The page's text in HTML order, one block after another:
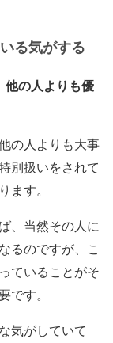
る気がする
他の人よりも優
の人よりも大事
別扱いをされて
ます。
、当然その人に
るのですが、こ
ていることがそ
です。
気がしていて